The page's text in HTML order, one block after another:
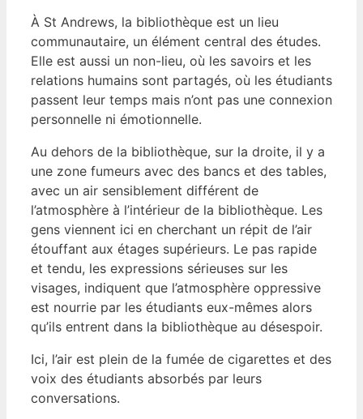
À St Andrews, la bibliothèque est un lieu
communautaire, un élément central des études.
Elle est aussi un non-lieu, où les savoirs et les
relations humains sont partagés, où les étudiants
passent leur temps mais n’ont pas une connexion
personnelle ni émotionnelle.
Au dehors de la bibliothèque, sur la droite, il y a
une zone fumeurs avec des bancs et des tables,
avec un air sensiblement différent de
l’atmosphère à l’intérieur de la bibliothèque. Les
gens viennent ici en cherchant un répit de l’air
étouffant aux étages supérieurs. Le pas rapide
et tendu, les expressions sérieuses sur les
visages, indiquent que l’atmosphère oppressive
est nourrie par les étudiants eux-mêmes alors
qu’ils entrent dans la bibliothèque au désespoir.
Ici, l’air est plein de la fumée de cigarettes et des
voix des étudiants absorbés par leurs
conversations.